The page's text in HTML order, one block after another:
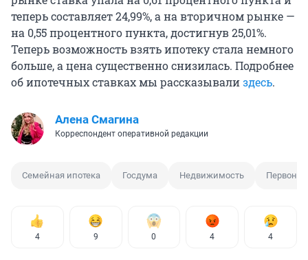
теперь составляет 24,99%, а на вторичном рынке —
на 0,55 процентного пункта, достигнув 25,01%.
Теперь возможность взять ипотеку стала немного
больше, а цена существенно снизилась. Подробнее
об ипотечных ставках мы рассказывализдесь.
Алена Смагина
Корреспондент оперативной редакции
Семейная ипотека Госдума Недвижимость
4 9 0 4 4